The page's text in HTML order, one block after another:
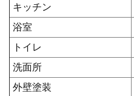
キッチン
浴室
トイレ
洗面所
外壁塗装